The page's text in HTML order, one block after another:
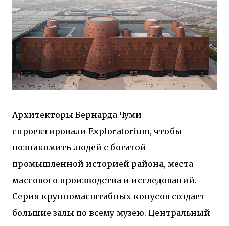
Архитекторы Бернарда Чуми
спроектировали Exploratorium, чтобы
познакомить людей с богатой
промышленной историей района, места
массового производства и исследований.
Серия крупномасштабных конусов создает
большие залы по всему музею. Центральный